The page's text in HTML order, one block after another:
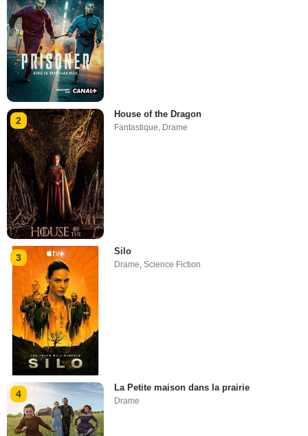
2
House of the Dragon
Fantastique, Drame
3
Silo
Drame ,Science Fiction
4
La Petite maison dans la prairie
Drame